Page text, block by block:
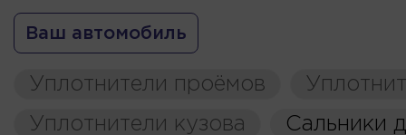
Ваш автомобиль
Уплотнители проёмов
Уплотнители кузова
Сальники